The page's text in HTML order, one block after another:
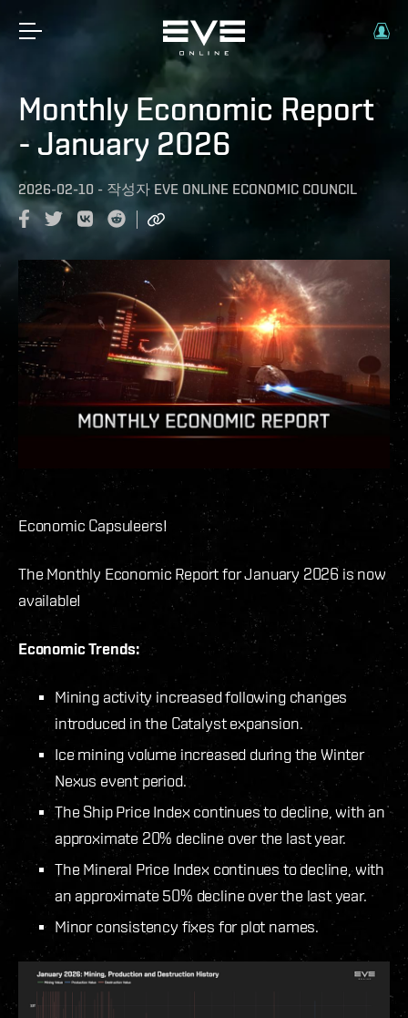
Monthly Economic Report
- January 2026
2026-02-10 - 작성자 EVE ONLINE ECONOMIC COUNCIL
Economic Capsuleers!
The Monthly Economic Report for January 2026 is now
available!
Economic Trends:
Mining activity increased following changes
introduced in the Catalyst expansion.
Ice mining volume increased during the Winter
Nexus event period.
The Ship Price Index continues to decline, with an
approximate 20% decline over the last year.
The Mineral Price Index continues to decline, with
an approximate 50% decline over the last year.
Minor consistency fixes for plot names.